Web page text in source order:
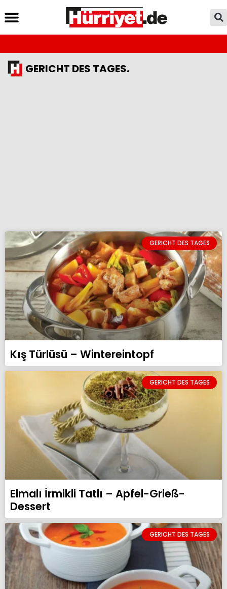
GERICHT DES TAGES.
GERICHT DES TAGES
Kış Türlüsü – Wintereintopf
GERICHT DES TAGES
Elmalı İrmikli Tatlı – Apfel-Grieß-
Dessert
GERICHT DES TAGES